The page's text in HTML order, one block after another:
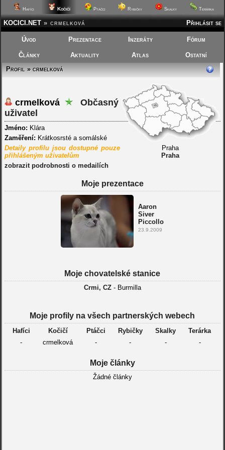
Hafíci Kočičí Ptáčci Rybičky Skalky Terárka
Přihlásit se
KOCICI.NET » crmelková
Úvod Prezentace Inzeráty Fórum
Články Aktuality Atlas
Ostatní
Profil » crmelková
Praha
Praha
crmelková
Občasný
uživatel
Jméno: Klára
Zaměření: Krátkosrsté a somálské
Detaily profilu jsou dostupné pouze
přihlášeným uživatelům
zobrazit podrobnosti o medailích
Moje prezentace
Aaron
Siver
Piccollo
23.9.2009
Moje chovatelské stanice
Crmi, CZ- Burmilla
Moje profily na všech partnerských webech
Hafíci Kočičí Ptáčci Rybičky Skalky
Terárka
-
crmelková - - - -
Moje články
Žádné články